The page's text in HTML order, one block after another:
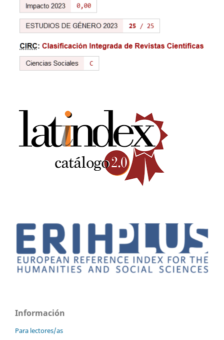
Información
Para lectores/as